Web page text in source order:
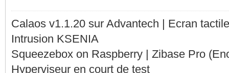
Calaos v1.1.20 sur Advantech | Ecran
Intrusion KSENIA
Squeezebox on Raspberry | Zibase Pro
Hyperviseur en court de test